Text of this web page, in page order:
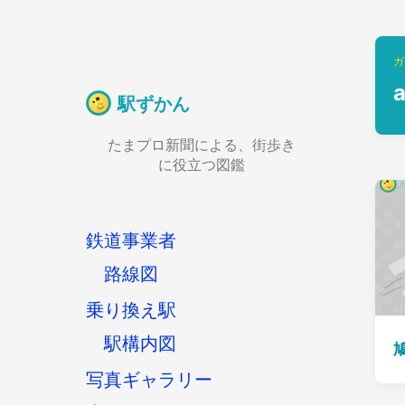
駅ずかん
たまプロ新聞による、街歩き
に役立つ図鑑
鉄道事業者
路線図
乗り換え駅
駅構内図
写真ギャラリー